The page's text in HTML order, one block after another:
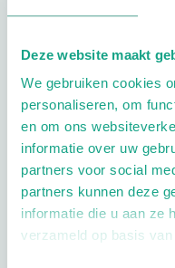
Deze website maakt
We gebruiken cookies
personaliseren, om
en om ons
informatie over uw
partners voor social
partners kunnen deze
informatie die u aan ze
verzameld op basis
Extra opties